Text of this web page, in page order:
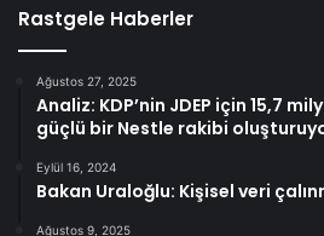
Rastgele Haberler
Ağustos 27, 2025
Analiz: KDP’nin JDEP için 15,7
güçlü bir Nestle rakibi
Eylül 16, 2024
Bakan Uraloğlu: Kişisel veri
Ağustos 9, 2025